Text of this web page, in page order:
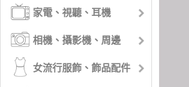
家電、視聽、耳機
相機、攝影機、周邊
女流行服飾、飾品配件